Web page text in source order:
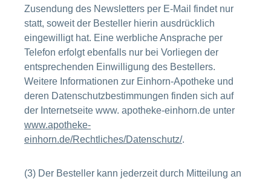
Zusendung des Newsletters per E-Mail findet nur
statt, soweit der Besteller hierin ausdrücklich
eingewilligt hat. Eine werbliche Ansprache per
Telefon erfolgt ebenfalls nur bei Vorliegen der
entsprechenden Einwilligung des Bestellers.
Weitere Informationen zur Einhorn-Apotheke und
deren Datenschutzbestimmungen finden sich auf
der Internetseite www. apotheke-einhorn.de unter
www.apotheke-
einhorn.de/Rechtliches/Datenschutz/.
(3) Der Besteller kann jederzeit durch Mitteilung an